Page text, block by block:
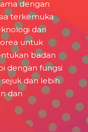
dengan
terkemuka
dari
untuk
badan
dengan fungsi
dan lebih
dan